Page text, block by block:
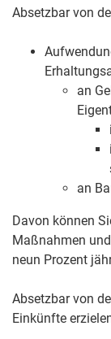
Absetzbar von
an
an
Davon können
Maßnahmen
neun Prozent
Absetzbar von
Einkünfte